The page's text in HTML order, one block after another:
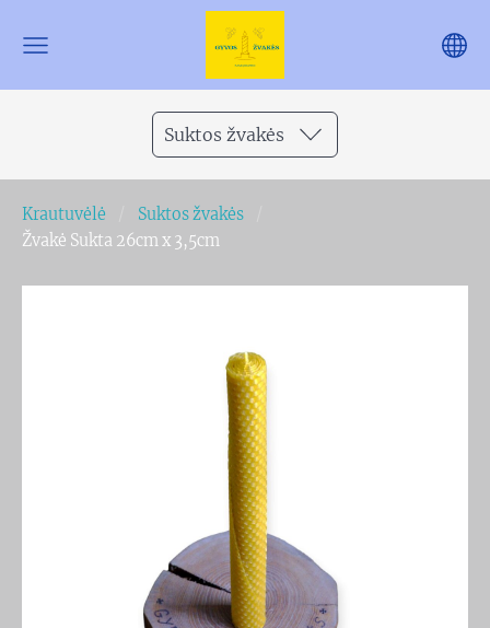
Suktos žvakės
Krautuvėlė
Suktos žvakės
Žvakė Sukta 26cm x 3,5cm